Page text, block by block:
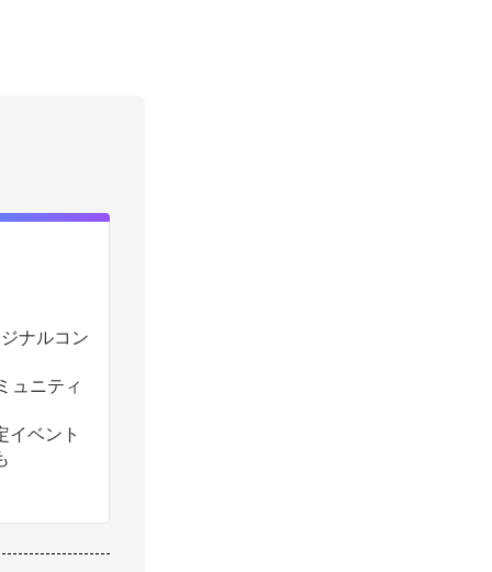
ナルコン
ュニティ
イベント